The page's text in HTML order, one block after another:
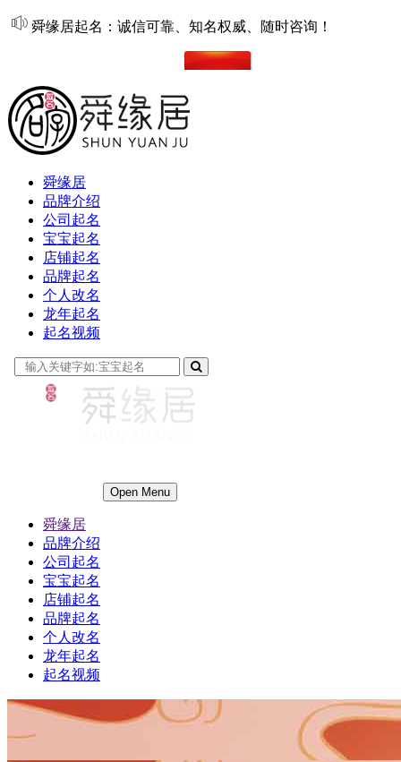
舜缘居起名：诚信可靠、知名权威、随时咨询！
舜缘居
品牌介绍
公司起名
宝宝起名
店铺起名
品牌起名
个人改名
龙年起名
起名视频
Open Menu
舜缘居
品牌介绍
公司起名
宝宝起名
店铺起名
品牌起名
个人改名
龙年起名
起名视频